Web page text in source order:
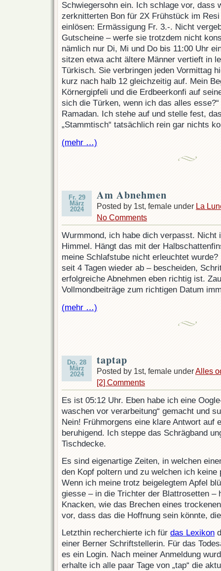
Schwiegersohn ein. Ich schlage vor, dass
zerknitterten Bon für 2X Frühstück im
einlösen: Ermässigung Fr. 3.-. Nicht
Gutscheine – werfe sie trotzdem nicht
nämlich nur Di, Mi und Do bis 11:00 Uhr
sitzen etwa acht ältere Männer vertieft in
Türkisch. Sie verbringen jeden Vormittag
kurz nach halb 12 gleichzeitig auf. Mein
Körnergipfeli und die Erdbeerkonfi auf
sich die Türken, wenn ich das alles
Ramadan. Ich stehe auf und stelle fest,
„Stammtisch“ tatsächlich rein gar nichts
(mehr …)
Fr. 29
März
2024
Am Abnehmen
Posted by 1st, female under La
No Comments
Wurmmond, ich habe dich verpasst. Nicht
Himmel. Hängt das mit der
meine Schlafstube nicht erleuchtet
seit 4 Tagen wieder ab – bescheiden,
erfolgreiche Abnehmen eben richtig ist.
Vollmondbeiträge zum richtigen Datum
(mehr …)
Do. 28
März
2024
taptap
Posted by 1st, female underAlles
[2] Comments
Es ist 05:12 Uhr. Eben habe ich eine
waschen vor verarbeitung“ gemacht und
Nein! Frühmorgens eine klare Antwort auf
beruhigend. Ich steppe das Schrägband
Tischdecke.
Es sind eigenartige Zeiten, in welchen
den Kopf poltern und zu welchen ich keine
Wenn ich meine trotz beigelegtem Apfel
giesse – in die Trichter der Blattrosetten –
Knacken, wie das Brechen eines
vor, dass das die Hoffnung sein könnte,
Letzthin recherchierte ich für das Lexikon
einer Berner Schriftstellerin. Für das
es ein Login. Nach meiner Anmeldung
erhalte ich alle paar Tage von „tap“ die